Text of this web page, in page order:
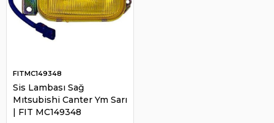
Sis Lambası Sağ
Mıtsubishi Canter Ym Sarı
| FIT MC149348
FITMC149348